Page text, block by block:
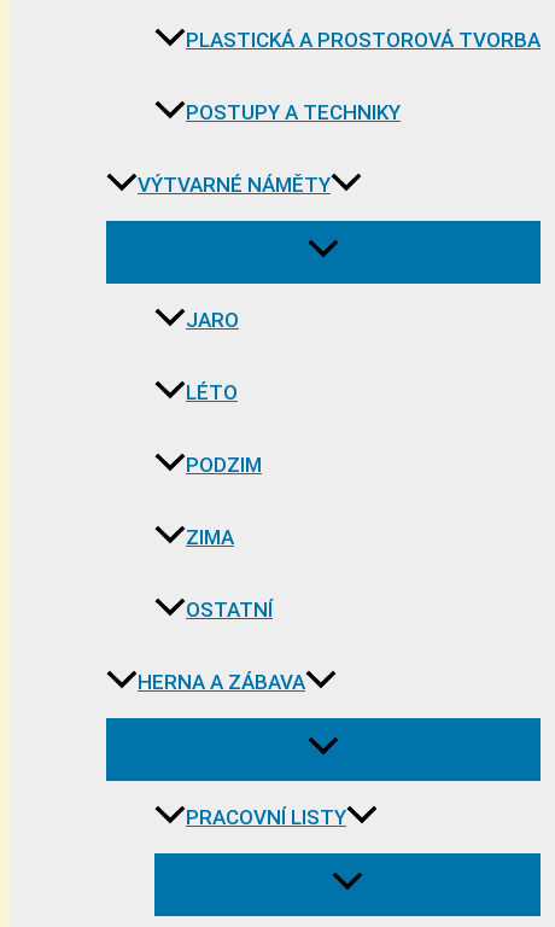
PLASTICKÁ A PROSTOROVÁ TVORBA
POSTUPY A TECHNIKY
VÝTVARNÉ NÁMĚTY
JARO
LÉTO
PODZIM
ZIMA
OSTATNÍ
HERNA A ZÁBAVA
PRACOVNÍ LISTY